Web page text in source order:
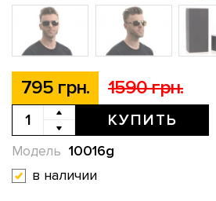
795 грн. 1590 грн.
КУПИТЬ
10016g
Модель
в наличии